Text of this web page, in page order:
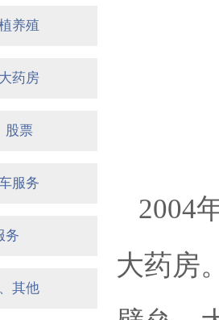
养殖
药房
股票
服务
务
其他
2004
大药房